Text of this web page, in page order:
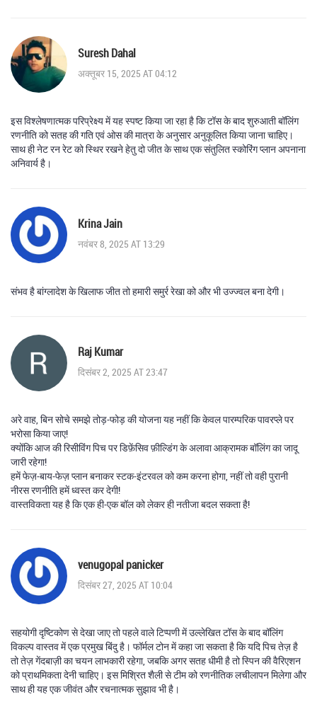
Suresh Dahal
अक्तूबर 15, 2025 AT 04:12
इस विश्लेषणात्मक परिप्रेक्ष्य में यह स्पष्ट किया जा रहा है कि टॉस के बाद शुरुआती बॉलिंग
रणनीति को सतह की गति एवं ओस की मात्रा के अनुसार अनुकूलित किया जाना चाहिए।
साथ ही नेट रन रेट को स्थिर रखने हेतु दो जीत के साथ एक संतुलित स्कोरिंग प्लान अपनाना
अनिवार्य है।
Krina Jain
नवंबर 8, 2025 AT 13:29
संभव है बांग्लादेश के खिलाफ जीत तो हमारी समुर्र रेखा को और भी उज्ज्वल बना देगी।
Raj Kumar
दिसंबर 2, 2025 AT 23:47
अरे वाह, बिन सोचे समझे तोड़‑फोड़ की योजना यह नहीं कि केवल पारम्परिक पावरप्ले पर
भरोसा किया जाए!
क्योंकि आज की रिसीविंग पिच पर डिफ़ेंसिव फ़ील्डिंग के अलावा आक्रामक बॉलिंग का जादू
जारी रहेगा!
हमें फेज़‑बाय‑फेज़ प्लान बनाकर स्टक‑इंटरवल को कम करना होगा, नहीं तो वही पुरानी
नीरस रणनीति हमें ध्वस्त कर देगी!
वास्तविकता यह है कि एक ही‑एक बॉल को लेकर ही नतीजा बदल सकता है!
venugopal panicker
दिसंबर 27, 2025 AT 10:04
सहयोगी दृष्टिकोण से देखा जाए तो पहले वाले टिप्पणी में उल्लेखित टॉस के बाद बॉलिंग
विकल्प वास्तव में एक प्रमुख बिंदु है। फॉर्मल टोन में कहा जा सकता है कि यदि पिच तेज़ है
तो तेज़ गेंदबाज़ी का चयन लाभकारी रहेगा, जबकि अगर सतह धीमी है तो स्पिन की वैरिएशन
को प्राथमिकता देनी चाहिए। इस मिश्रित शैली से टीम को रणनीतिक लचीलापन मिलेगा और
साथ ही यह एक जीवंत और रचनात्मक सुझाव भी है।